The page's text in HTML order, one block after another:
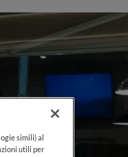
simili) al
utili per